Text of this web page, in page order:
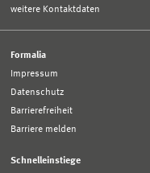
weitere Kontaktdaten
Formalia
Impressum
Datenschutz
Barrierefreiheit
Barriere melden
Schnelleinstiege